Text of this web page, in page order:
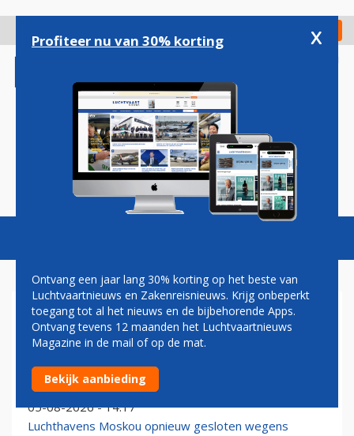
gaan
Check in
Magazine Podcasts Vacatures
OORLOG
El Al noteert snelle groei in kwartaal met minder
oorlogsgeweld
05-08-2026 - 14:17
Luchthavens Moskou opnieuw gesloten wegens
Profiteer nu van 30% korting x
Ontvang een jaar lang 30% korting op het beste van
Luchtvaartnieuws en Zakenreisnieuws. Krijg onbeperkt
toegang tot al het nieuws en de bijbehorende Apps.
Ontvang tevens 12 maanden het Luchtvaartnieuws
Magazine in de mail of op de mat.
Bekijk aanbieding